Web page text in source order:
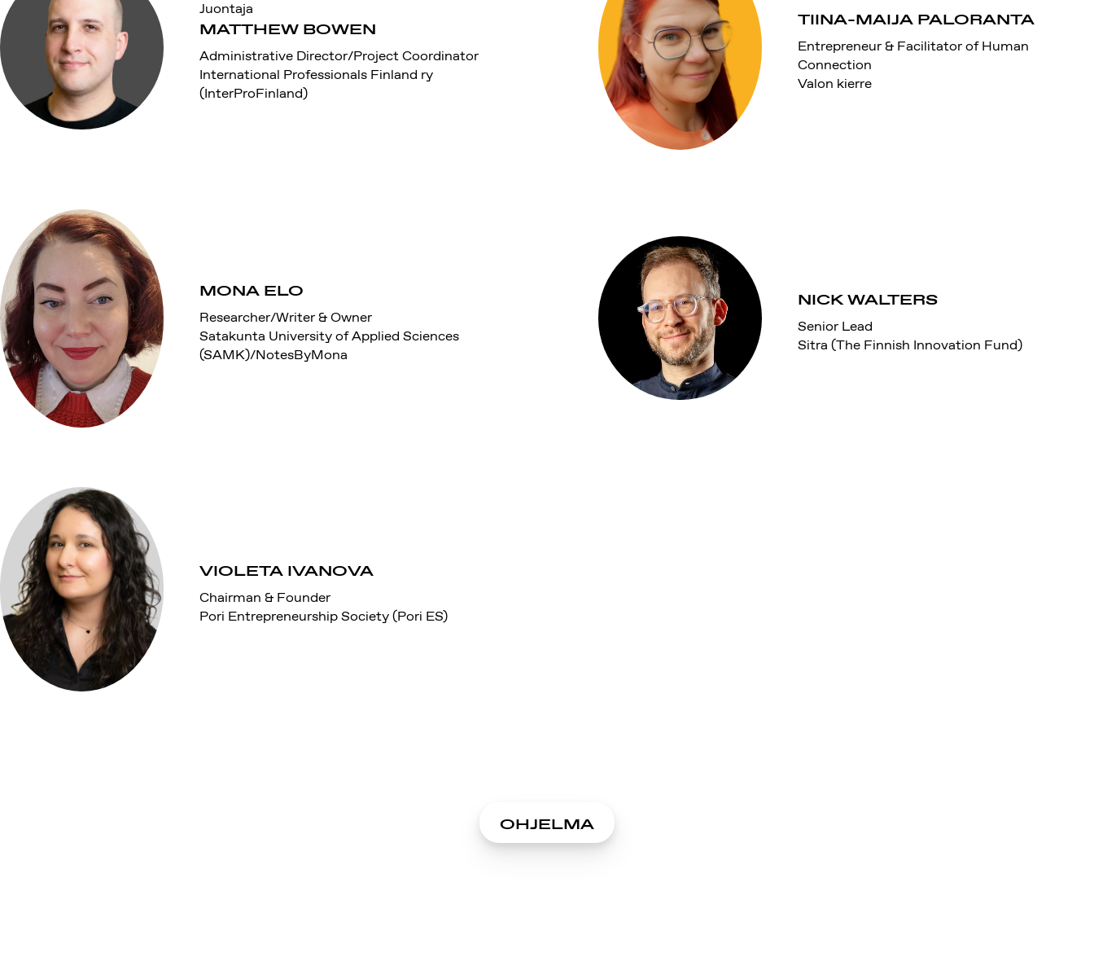
MATTHEW BOWEN
Juontaja
Administrative Director/Project Coordinator
International Professionals Finland ry
(InterProFinland)
TIINA-MAIJA PALORANTA
Entrepreneur & Facilitator of Human
Connection
Valon kierre
MONA ELO
Researcher/Writer & Owner
Satakunta University of Applied Sciences
(SAMK)/NotesByMona
NICK WALTERS
Senior Lead
Sitra (The Finnish Innovation Fund)
VIOLETA IVANOVA
Chairman & Founder
Pori Entrepreneurship Society (Pori ES)
OHJELMA